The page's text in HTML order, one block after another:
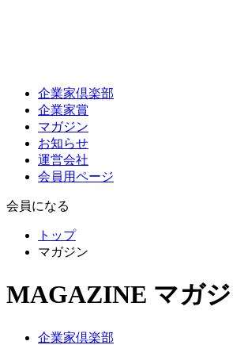
企業家倶楽部
企業家賞
マガジン
お知らせ
運営会社
会員用ページ
会員になる
トップ
マガジン
MAGAZINE マガ
企業家倶楽部